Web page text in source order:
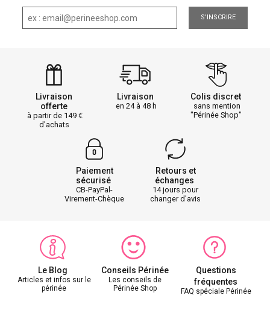
S'INSCRIRE
Livraison
offerte
à partir de 149
d'achats
Livraison
en 24 à 48 h
Colis discret
sans mention
"Périnée Shop"
Paiement
sécurisé
CB-PayPal-
Virement-Chèque
Retours et
échanges
14 jours pour
changer d'avis
Le Blog
Articles et infos sur le
périnée
Conseils Périnée
Les conseils de
Périnée Shop
Questions
fréquentes
FAQ spéciale Périnée